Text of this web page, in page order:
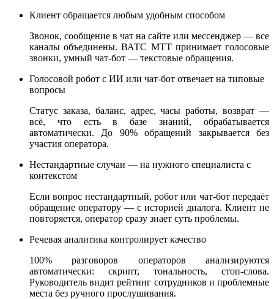
Клиент обращается любым удобным способом
Звонок, сообщение в чат на сайте или мессенджер — все
каналы объединены. ВАТС МТТ принимает голосовые
звонки, умный чат-бот — текстовые обращения.
Голосовой робот с ИИ или чат-бот отвечает на типовые
вопросы
Статус заказа, баланс, адрес, часы работы, возврат —
всё, что есть в базе знаний, обрабатывается
автоматически. До 90% обращений закрывается без
участия оператора.
Нестандартные случаи — на нужного специалиста с
контекстом
Если вопрос нестандартный, робот или чат-бот передаёт
обращение оператору — с историей диалога. Клиент не
повторяется, оператор сразу знает суть проблемы.
Речевая аналитика контролирует качество
100% разговоров операторов анализируются
автоматически: скрипт, тональность, стоп-слова.
Руководитель видит рейтинг сотрудников и проблемные
места без ручного прослушивания.